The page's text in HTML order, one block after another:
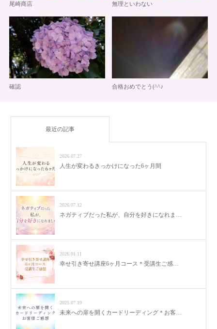
尾崎商店 無理といわない
確認 合格おめでとう(^^♪
最近の記事
2026.07.27
人生が変わるきっかけになった6ヶ月間
2026.07.12
ネガティブだった私が、自分を好きになれま…
2026.01.11
幸せ引き寄せ講座6ヶ月コース＊受講生ご感…
2025.07.19
未来への扉を開くカードリーディング＊お客…